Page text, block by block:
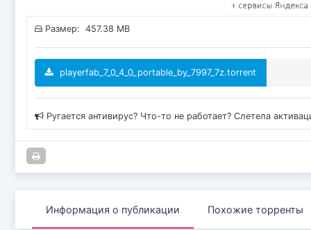
Размер: 457.38 MB
playerfab_7_0_4_0_portable_by_7997_7z.torrent
Ругается антивирус? Что-то не работает? Слетела
Информация о публикации Похожие торренты